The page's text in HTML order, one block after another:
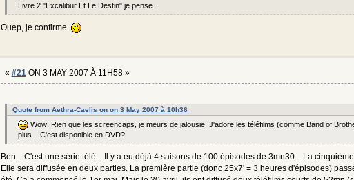
Livre 2 "Excalibur Et Le Destin" je pense...
Ouep, je confirme
« #21ON 3 MAY 2007 À 11H58 »
Quote from Aethra-Caelis on on 3 May 2007 à 10h36
Wow! Rien que les screencaps, je meurs de jalousie! J'adore les téléfilms (comme Band of
plus... C'est disponible en DVD?
Ben... C'est une série télé... Il y a eu déjà 4 saisons de 100 épisodes de 3mn30... La
Elle sera diffusée en deux parties. La première partie (donc 25x7' = 3 heures d'épisodes)